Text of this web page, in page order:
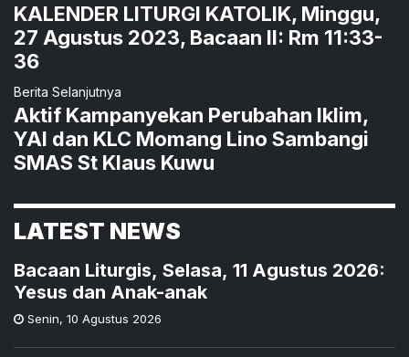
KALENDER LITURGI KATOLIK, Minggu,
27 Agustus 2023, Bacaan II: Rm 11:33-
36
Berita Selanjutnya
Aktif Kampanyekan Perubahan Iklim,
YAI dan KLC Momang Lino Sambangi
SMAS St Klaus Kuwu
LATEST NEWS
Bacaan Liturgis, Selasa, 11 Agustus 2026:
Yesus dan Anak-anak
Senin, 10 Agustus 2026